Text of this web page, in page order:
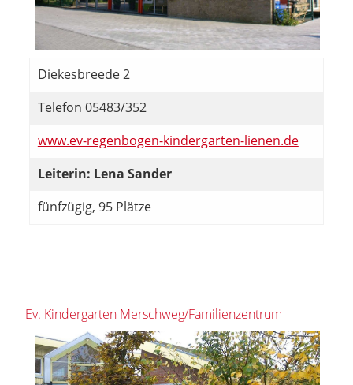
Diekesbreede 2
Telefon 05483/352
www.ev-regenbogen-kindergarten-lienen.de
Leiterin: Lena Sander
fünfzügig, 95 Plätze
Ev. Kindergarten Merschweg/Familienzentrum